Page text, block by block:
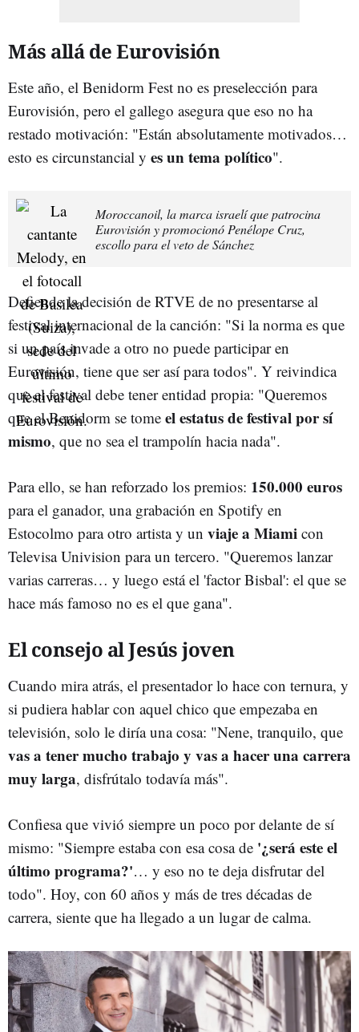
Más allá de Eurovisión
Este año, el Benidorm Fest no es preselección para
Eurovisión, pero el gallego asegura que eso no ha
restado motivación: "Están absolutamente motivados…
esto es circunstancial y es un tema político".
Moroccanoil, la marca israelí que patrocina
Eurovisión y promocionó Penélope Cruz,
escollo para el veto de Sánchez
Defiende la decisión de RTVE de no presentarse al
festival internacional de la canción: "Si la norma es que
si un país invade a otro no puede participar en
Eurovisión, tiene que ser así para todos". Y reivindica
que el festival debe tener entidad propia: "Queremos
que el Benidorm se tome el estatus de festival por sí
mismo, que no sea el trampolín hacia nada".
Para ello, se han reforzado los premios: 150.000 euros
para el ganador, una grabación en Spotify en
Estocolmo para otro artista y un viaje a Miami con
Televisa Univision para un tercero. "Queremos lanzar
varias carreras… y luego está el 'factor Bisbal': el que se
hace más famoso no es el que gana".
El consejo al Jesús joven
Cuando mira atrás, el presentador lo hace con ternura, y
si pudiera hablar con aquel chico que empezaba en
televisión, solo le diría una cosa: "Nene, tranquilo, que
vas a tener mucho trabajo y vas a hacer una carrera
muy larga, disfrútalo todavía más".
Confiesa que vivió siempre un poco por delante de sí
mismo: "Siempre estaba con esa cosa de '¿será este el
último programa?'… y eso no te deja disfrutar del
todo". Hoy, con 60 años y más de tres décadas de
carrera, siente que ha llegado a un lugar de calma.